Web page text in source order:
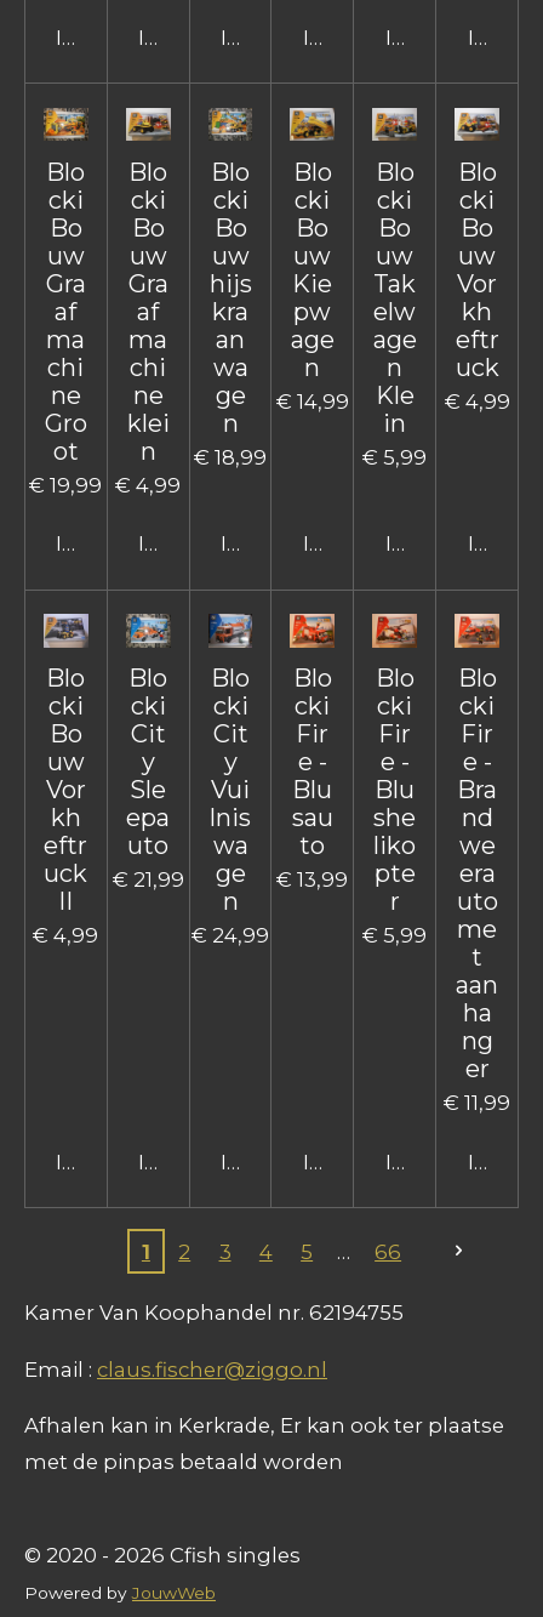
In winkelwagenIn winkelwagenIn winkelwagenIn winkelwagen
In In
Blo
cki
Bo
uw
Gra
af
ma
chi
ne
Gro
ot
€ 19,99
In winkelwagen
Blo
cki
Bo
uw
Gra
af
ma
chi
ne
klei
n
€ 4,99
In winkelwagen
Blo
cki
Bo
uw
hijs
kra
an
wa
ge
n
€ 18,99
In winkelwagen
Blo
cki
Bo
uw
Kie
pw
age
n
€ 14,99
In winkelwagen
Blo
cki
Bo
uw
Tak
elw
age
n
Kle
in
€ 5,99
In
Blo
cki
Bo
uw
Vor
kh
eftr
uck
€ 4,99
In
Blo
cki
Bo
uw
Vor
kh
eftr
uck
€ 4,99
In winkelwagen
Blo
cki
Cit
y
Sle
epa
uto
€ 21,99
In winkelwagen
Blo
cki
Cit
y
Vui
lnis
wa
ge
n
€ 24,99
In winkelwagen
Blo
cki
Fir
e -
Blu
sau
to
€ 13,99
In winkelwagen
Blo
cki
Fir
e -
Blu
she
liko
pte
r
€ 5,99
In
Blo
cki
Fir
e -
Bra
nd
we
era
uto
me
t
aan
ha
ng
er
€ 11,99
In
1 2 3 4 5 66
Kamer Van Koophandel nr. 62194755
Email : claus.fischer@ziggo.nl
Afhalen kan in Kerkrade, Er kan ook ter plaatse
met de pinpas betaald worden
© 2020 - 2026 Cfish singles
Powered byJouwWeb